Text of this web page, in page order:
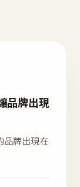
品牌出現
品牌出現在